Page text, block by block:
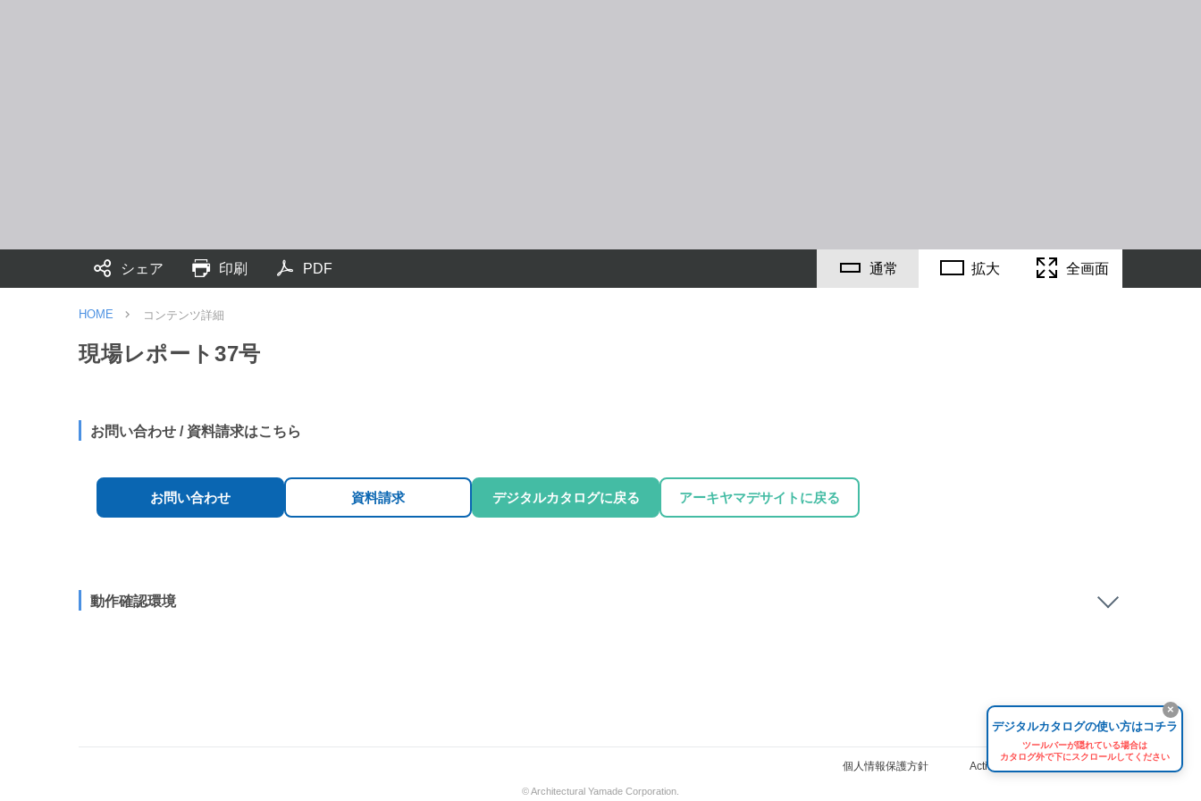
シェア 印刷 PDF 通常 拡大 全画面
HOME コンテンツ詳細
現場レポート37号
お問い合わせ / 資料請求はこちら
お問い合わせ 資料請求 デジタルカタログに戻る アーキヤマデサイトに戻る
×
デジタルカタログの使い方はコチラ
ツールバーが隠れている場合は
カタログ外で下にスクロールしてください
動作確認環境
個人情報保護方針 ActiBook プライバシーポリシー
© Architectural Yamade Corporation.